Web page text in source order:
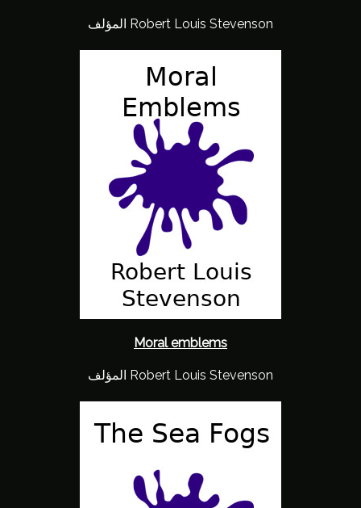
المؤلف Robert Louis Stevenson
Moral emblems
المؤلف Robert Louis Stevenson